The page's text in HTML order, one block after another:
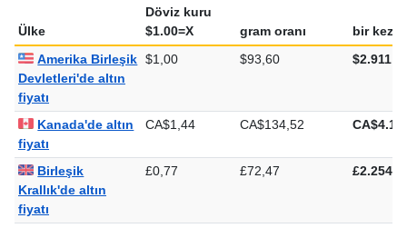
Ülke
Döviz kuru
$1.00=X
gram oranı
bir kez
Amerika Birleşik
Devletleri'de altın
fiyatı
$1,00 $93,60
Kanada'de altın
fiyatı
CA$1,44 CA$134,52
Birleşik
Krallık'de altın
fiyatı
£0,77 £72,47